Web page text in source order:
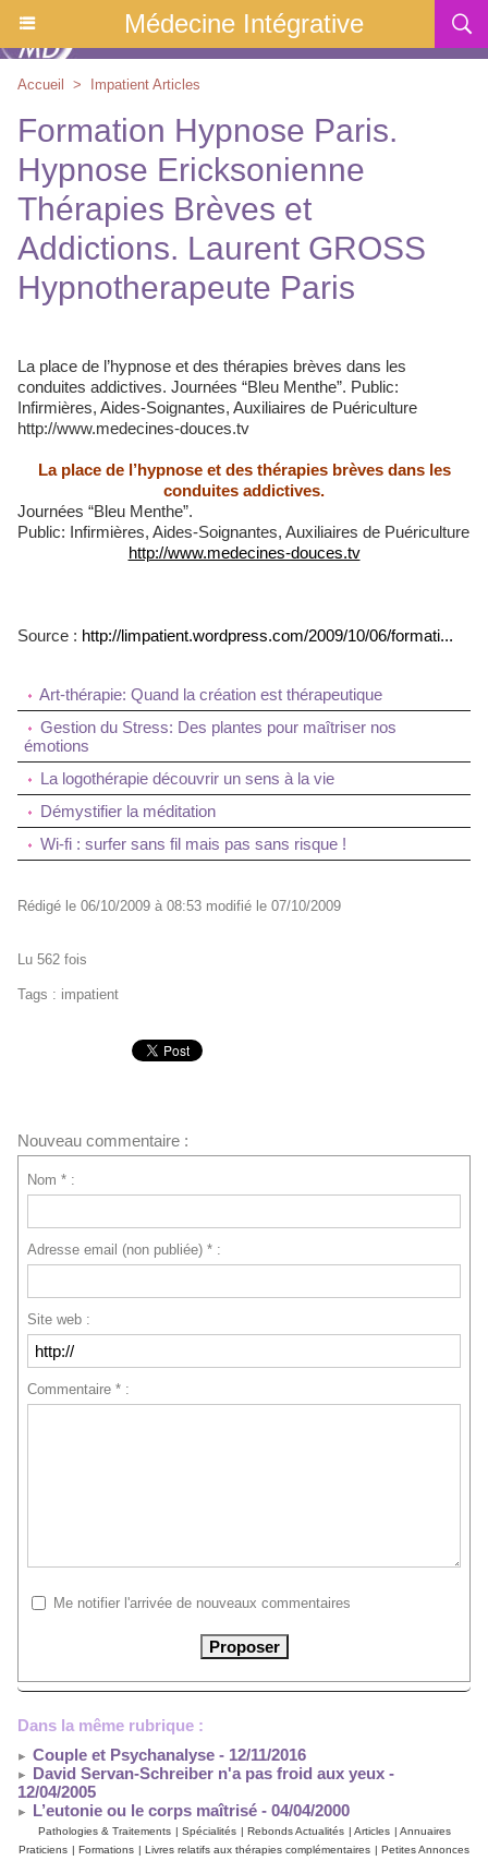
Médecine Intégrative
Accueil > Impatient Articles
Formation Hypnose Paris.
Hypnose Ericksonienne
Thérapies Brèves et
Addictions. Laurent GROSS
Hypnotherapeute Paris
La place de l’hypnose et des thérapies brèves dans les
conduites addictives. Journées “Bleu Menthe”. Public:
Infirmières, Aides-Soignantes, Auxiliaires de Puériculture
http://www.medecines-douces.tv
La place de l’hypnose et des thérapies brèves dans les
conduites addictives.
Journées “Bleu Menthe”.
Public: Infirmières, Aides-Soignantes, Auxiliaires de Puériculture
http://www.medecines-douces.tv
Source : http://limpatient.wordpress.com/2009/10/06/formati...
Art-thérapie: Quand la création est thérapeutique
Gestion du Stress: Des plantes pour maîtriser nos
émotions
La logothérapie découvrir un sens à la vie
Démystifier la méditation
Wi-fi : surfer sans fil mais pas sans risque !
Rédigé le 06/10/2009 à 08:53 modifié le 07/10/2009
Lu 562 fois
Tags : impatient
Nouveau commentaire :
Nom * :
Adresse email (non publiée) * :
Site web :
Commentaire * :
Me notifier l'arrivée de nouveaux commentaires
Dans la même rubrique :
Couple et Psychanalyse - 12/11/2016
David Servan-Schreiber n'a pas froid aux yeux -
12/04/2005
L’eutonie ou le corps maîtrisé - 04/04/2000
Pathologies & Traitements | Spécialités | Rebonds Actualités | Articles | Annuaires
Praticiens | Formations | Livres relatifs aux thérapies complémentaires | Petites Annonces